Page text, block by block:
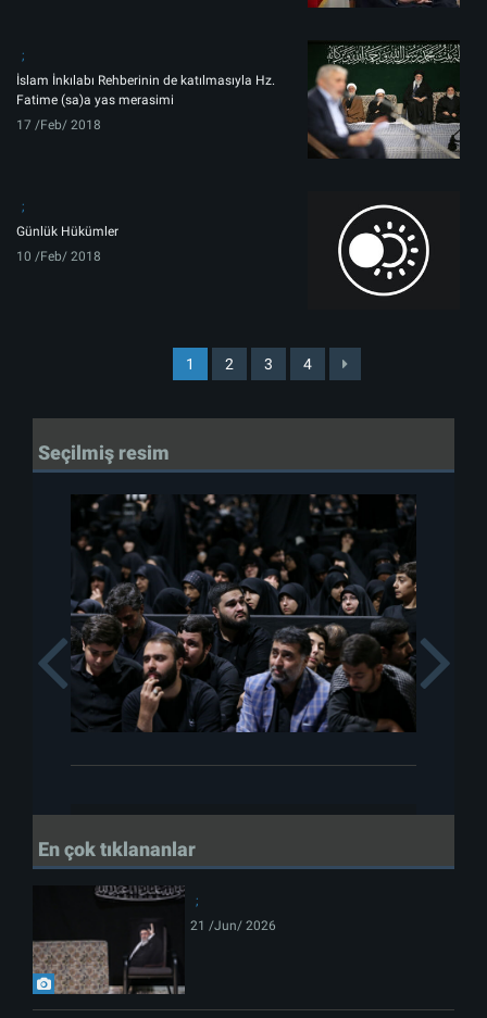
İslam İnkılabı Rehberinin de katılmasıyla Hz.
Fatime (sa)a yas merasimi
17 /Feb/ 2018
Günlük Hükümler
10 /Feb/ 2018
1 2 3 4
Seçilmiş resim
Previous
En çok tıklananlar
21 /Jun/ 2026